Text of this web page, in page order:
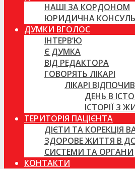
НАШІ ЗА КОРДОНОМ
ЮРИДИЧНА
ДУМКИ ВГОЛОС
ІНТЕРВ’Ю
Є ДУМКА
ВІД РЕДАКТОРА
ГОВОРЯТЬ ЛІКАРІ
ЛІКАРІ
ДЕНЬ В
ІСТОРІЇ З
ТЕРИТОРІЯ ПАЦІЄНТА
ДІЄТИ ТА КОРЕКЦІЯ
ЗДОРОВЕ ЖИТТЯ В
СИСТЕМИ ТА ОРГАНИ
КОНТАКТИ